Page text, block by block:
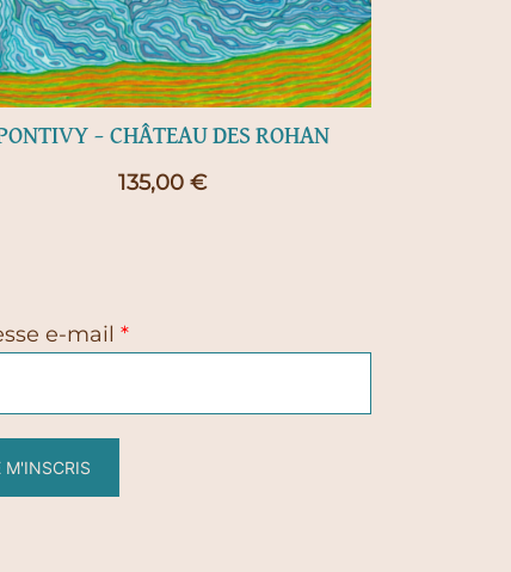
– CHÂTEAU DES ROHAN
135,00 €
e-mail *
M'INSCRIS